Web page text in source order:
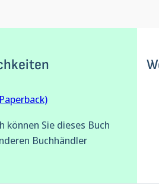
können Sie dieses Buch
Buchhändler